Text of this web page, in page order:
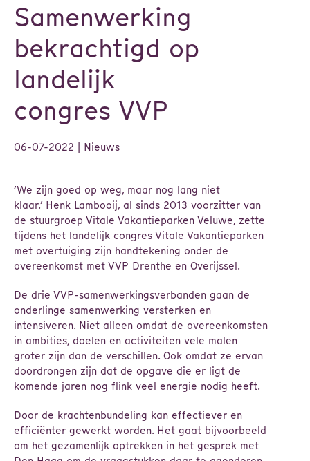
Samenwerking
bekrachtigd op
landelijk
congres VVP
06-07-2022 | Nieuws
‘We zijn goed op weg, maar nog lang niet
klaar.’ Henk Lambooij, al sinds 2013 voorzitter van
de stuurgroep Vitale Vakantieparken Veluwe, zette
tijdens het landelijk congres Vitale Vakantieparken
met overtuiging zijn handtekening onder de
overeenkomst met VVP Drenthe en Overijssel.
De drie VVP-samenwerkingsverbanden gaan de
onderlinge samenwerking versterken en
intensiveren. Niet alleen omdat de overeenkomsten
in ambities, doelen en activiteiten vele malen
groter zijn dan de verschillen. Ook omdat ze ervan
doordrongen zijn dat de opgave die er ligt de
komende jaren nog flink veel energie nodig heeft.
Door de krachtenbundeling kan effectiever en
efficiënter gewerkt worden. Het gaat bijvoorbeeld
om het gezamenlijk optrekken in het gesprek met